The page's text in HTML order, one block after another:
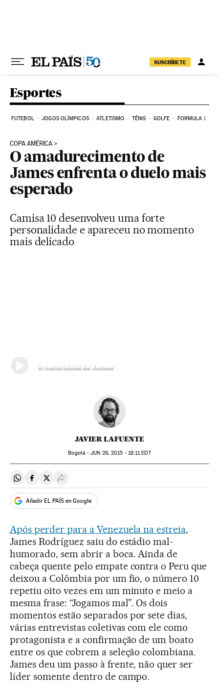
SUSCRÍBETE
Esportes
FUTEBOL JOGOS OLÍMPICOS ATLETISMO TÊNIS GOLFE FORMULA 1
COPA AMÉRICA
O amadurecimento de
James enfrenta o duelo mais
esperado
Camisa 10 desenvolveu uma forte
personalidade e apareceu no momento
mais delicado
A maturidade de James
JAVIER LAFUENTE
Bogotá -JUN 26, 2015 - 18:11EDT
Compartir en Whatsapp
Compartir en Facebook
Compartir en Twitter
Desplegar Redes Sociales
Añadir EL PAÍS en Google
Após perder para a Venezuela na estreia,
James Rodríguez saiu do estádio mal-
humorado, sem abrir a boca. Ainda de
cabeça quente pelo empate contra o Peru que
deixou a Colômbia por um fio, o número 10
repetiu oito vezes em um minuto e meio a
mesma frase: “Jogamos mal”. Os dois
momentos estão separados por sete dias,
várias entrevistas coletivas com ele como
protagonista e a confirmação de um boato
entre os que cobrem a seleção colombiana.
James deu um passo à frente, não quer ser
líder somente dentro de campo.